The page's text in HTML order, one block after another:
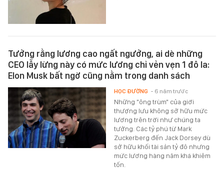
Tưởng rằng lương cao ngất ngưởng, ai dè những
CEO lẫy lừng này có mức lương chỉ vẻn vẹn 1 đô la:
Elon Musk bất ngờ cũng nằm trong danh sách
Những "ông trùm" của giới
thượng lưu không sở hữu mức
lương trên trời như chúng ta
tưởng. Các tỷ phú từ Mark
Zuckerberg đến Jack Dorsey dù
sở hữu khối tài sản tỷ đô nhưng
mức lương hàng năm khá khiêm
tốn.
HỌC ĐƯỜNG - 6 năm trước